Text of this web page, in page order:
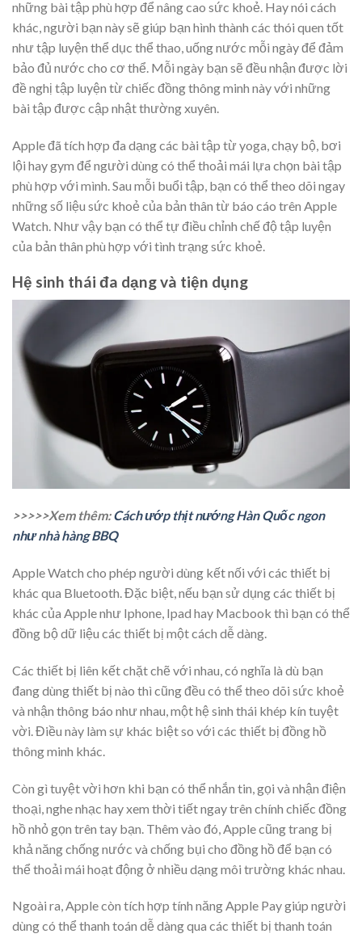
những bài tập phù hợp để nâng cao sức khoẻ. Hay nói cách
khác, người bạn này sẽ giúp bạn hình thành các thói quen tốt
như tập luyện thể dục thể thao, uống nước mỗi ngày để đảm
bảo đủ nước cho cơ thể. Mỗi ngày bạn sẽ đều nhận được lời
đề nghị tập luyện từ chiếc đồng thông minh này với những
bài tập được cập nhật thường xuyên.
Apple đã tích hợp đa dạng các bài tập từ yoga, chạy bộ, bơi
lội hay gym để người dùng có thể thoải mái lựa chọn bài tập
phù hợp với mình. Sau mỗi buổi tập, bạn có thể theo dõi ngay
những số liệu sức khoẻ của bản thân từ báo cáo trên Apple
Watch. Như vậy bạn có thể tự điều chỉnh chế độ tập luyện
của bản thân phù hợp với tình trạng sức khoẻ.
Hệ sinh thái đa dạng và tiện dụng
>>>>>Xem thêm:Cách ướp thịt nướng Hàn Quốc ngon
như nhà hàng BBQ
Apple Watch cho phép người dùng kết nối với các thiết bị
khác qua Bluetooth. Đặc biệt, nếu bạn sử dụng các thiết bị
khác của Apple như Iphone, Ipad hay Macbook thì bạn có thể
đồng bộ dữ liệu các thiết bị một cách dễ dàng.
Các thiết bị liên kết chặt chẽ với nhau, có nghĩa là dù bạn
đang dùng thiết bị nào thì cũng đều có thể theo dõi sức khoẻ
và nhận thông báo như nhau, một hệ sinh thái khép kín tuyệt
vời. Điều này làm sự khác biệt so với các thiết bị đồng hồ
thông minh khác.
Còn gì tuyệt vời hơn khi bạn có thể nhắn tin, gọi và nhận điện
thoại, nghe nhạc hay xem thời tiết ngay trên chính chiếc đồng
hồ nhỏ gọn trên tay bạn. Thêm vào đó, Apple cũng trang bị
khả năng chống nước và chống bụi cho đồng hồ để bạn có
thể thoải mái hoạt động ở nhiều dạng môi trường khác nhau.
Ngoài ra, Apple còn tích hợp tính năng Apple Pay giúp người
dùng có thể thanh toán dễ dàng qua các thiết bị thanh toán